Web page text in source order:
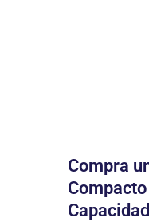
Compra
Capacidad